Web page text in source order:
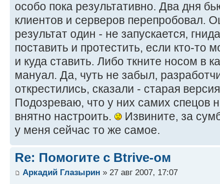
особо пока результативно. Два дня
клиентов и серверов перепробовал.
результат один - не запускается,
поставить и протестить, если кто-то
и куда ставить. Либо ткните носом в
мануал. Да, чуть не забыл,
открестились, сказали - старая
Подозреваю, что у них самих спецов
внятно настроить.
Извините, за
у меня сейчас то же самое.
Re: Помогите с Btrive-ом
Аркадий Глазырин » 27 авг 2007, 17:07